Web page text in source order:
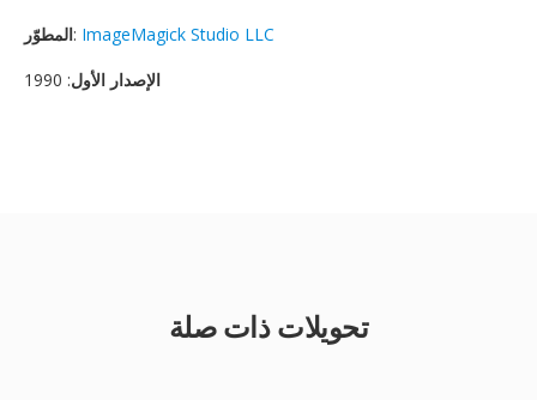
المطوّر: ImageMagick Studio LLC
الإصدار الأول: 1990
تحويلات ذات صلة